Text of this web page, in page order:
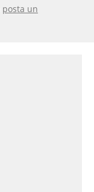
posta un